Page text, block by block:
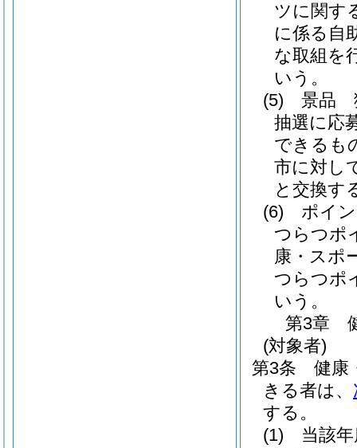
ツに関す
に係る自
な取組を
いう。
(5)
景品
抽選に応
できるも
市に対し
と交換す
(6)
ポイ
つらつポ
康・スポ
つらつポ
いう。
第3章
(対象者)
第3条
健康
きる者は、
する。
(1)
当該